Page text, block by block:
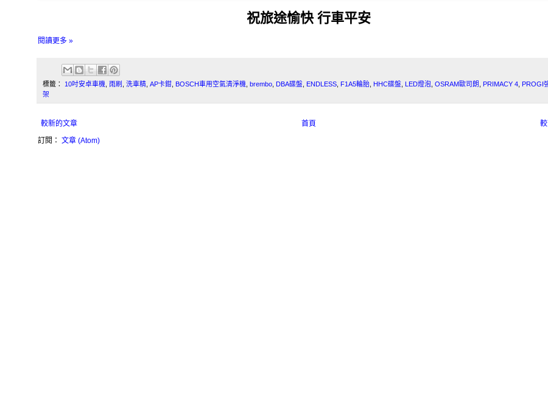
祝旅途愉快 行車平安
閱讀更多 »
標籤： 10吋安卓車機 雨刷 洗車精 AP卡鉗 BOSCH車用空氣清淨機 brembo DBA碟盤 ENDLESS F1A5輪胎 HHC碟盤 LED燈泡 OSRAM歐司朗 PRIMACY 4 PROGI
架
較新的文章
首頁
訂閱： 文章 (Atom)